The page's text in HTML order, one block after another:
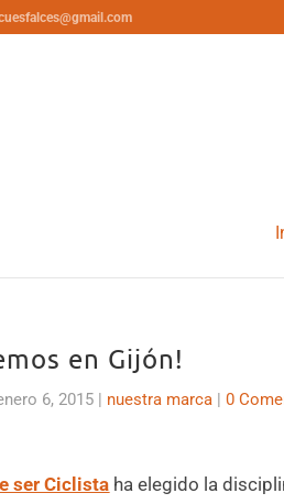
en Gijón!
6, 2015 | nuestra marca |0
ser Ciclista ha elegido la